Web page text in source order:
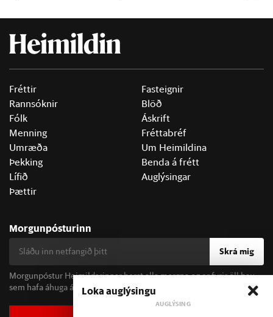
Fréttir
Rannsóknir
Fólk
Menning
Umræða
Þekking
Lífið
Þættir
Fasteignir
Blöð
Áskrift
Fréttabréf
Um Heimildina
Benda á frétt
Auglýsingar
Morgunpósturinn
Skrá mig
Morgunpóstur Heimildarinnar berst alla morgna og er fyrir öll þau
sem hafa áhuga á fréttum og þjóðfélagsumræðu.
Loka auglýsingu